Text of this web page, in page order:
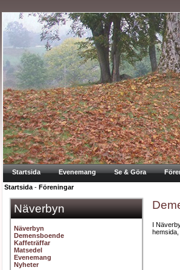
Startsida Evenemang Se & Göra
Startsida - Föreningar
Näverbyn
Näverbyn
Demensboende
Kaffeträffar
Matsedel
Evenemang
Nyheter
I
hemsida,